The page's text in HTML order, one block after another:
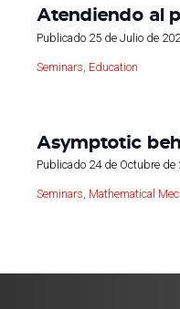
Atendiendo al
Publicado 25 de Julio de
Seminars Education
Asymptotic
Publicado 24 de Octubre de
Seminars, Mathematical